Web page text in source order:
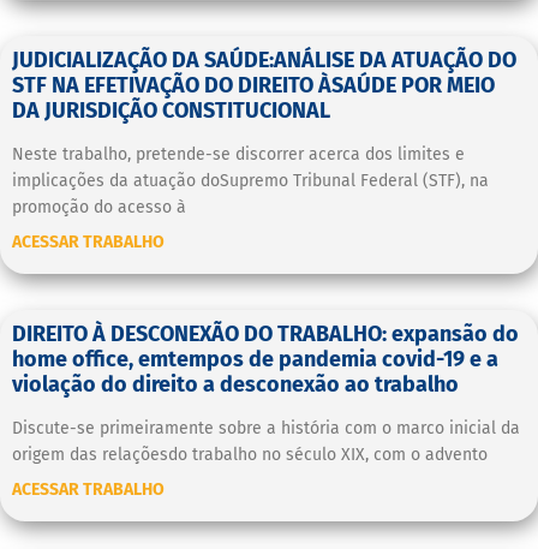
JUDICIALIZAÇÃO DA SAÚDE:ANÁLISE DA ATUAÇÃO DO
STF NA EFETIVAÇÃO DO DIREITO ÀSAÚDE POR MEIO
DA JURISDIÇÃO CONSTITUCIONAL
Neste trabalho, pretende-se discorrer acerca dos limites e
implicações da atuação doSupremo Tribunal Federal (STF), na
promoção do acesso à
ACESSAR TRABALHO
DIREITO À DESCONEXÃO DO TRABALHO: expansão do
home office, emtempos de pandemia covid-19 e a
violação do direito a desconexão ao trabalho
Discute-se primeiramente sobre a história com o marco inicial da
origem das relaçõesdo trabalho no século XIX, com o advento
ACESSAR TRABALHO